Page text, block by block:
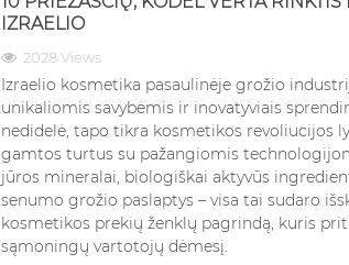
IZRAELIO
2028 Views
Izraelio kosmetika pasaulinėje grožio
unikaliomis savybėmis ir inovatyviais
nedidelė, tapo tikra kosmetikos revoliucijos
gamtos turtus su pažangiomis
jūros mineralai, biologiškai aktyvūs
senumo grožio paslaptys – visa tai sudaro
kosmetikos prekių ženklų pagrindą, kuris
sąmoningų vartotojų dėmesį.